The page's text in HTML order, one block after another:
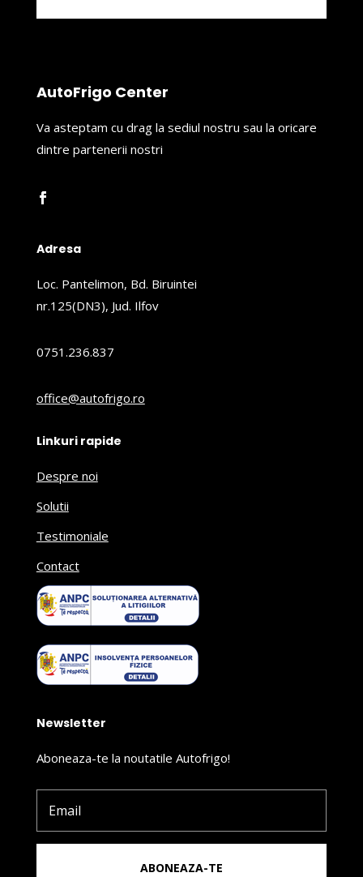
AutoFrigo Center
Va asteptam cu drag la sediul nostru sau la oricare
dintre partenerii nostri
Adresa
Loc. Pantelimon, Bd. Biruintei
nr.125(DN3), Jud. Ilfov
0751.236.837
office@autofrigo.ro
Linkuri rapide
Despre noi
Solutii
Testimoniale
Contact
Newsletter
Aboneaza-te la noutatile Autofrigo!
ABONEAZA-TE